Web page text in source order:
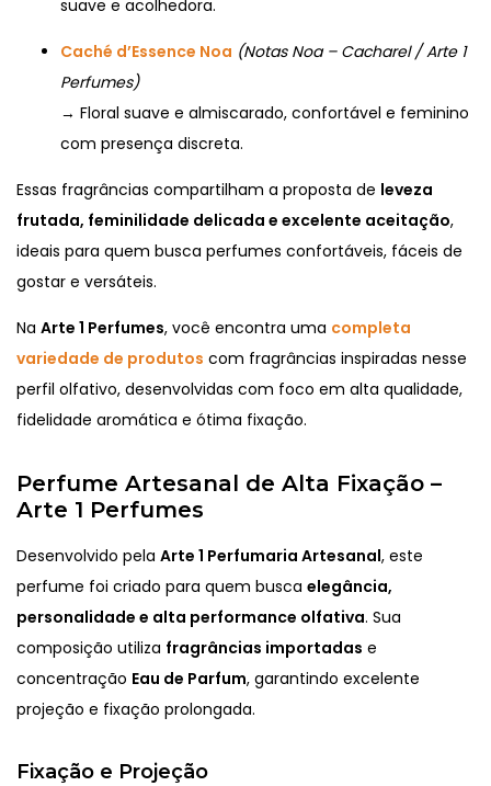
suave e acolhedora.
Caché d’Essence Noa (Notas Noa – Cacharel / Arte 1
Perfumes)
→ Floral suave e almiscarado, confortável e feminino
com presença discreta.
Essas fragrâncias compartilham a proposta de leveza
frutada, feminilidade delicada e excelente aceitação,
ideais para quem busca perfumes confortáveis, fáceis de
gostar e versáteis.
Na Arte 1 Perfumes, você encontra uma completa
variedade de produtos com fragrâncias inspiradas nesse
perfil olfativo, desenvolvidas com foco em alta qualidade,
fidelidade aromática e ótima fixação.
Perfume Artesanal de Alta Fixação –
Arte 1 Perfumes
Desenvolvido pela Arte 1 Perfumaria Artesanal, este
perfume foi criado para quem busca elegância,
personalidade e alta performance olfativa. Sua
composição utiliza fragrâncias importadas e
concentração Eau de Parfum, garantindo excelente
projeção e fixação prolongada.
Fixação e Projeção